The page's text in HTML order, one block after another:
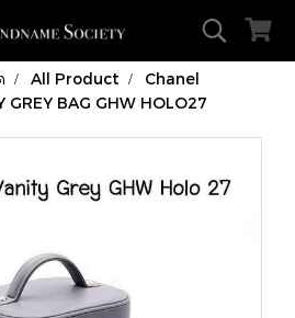
All Product
Chanel
GREY BAG GHW HOLO27